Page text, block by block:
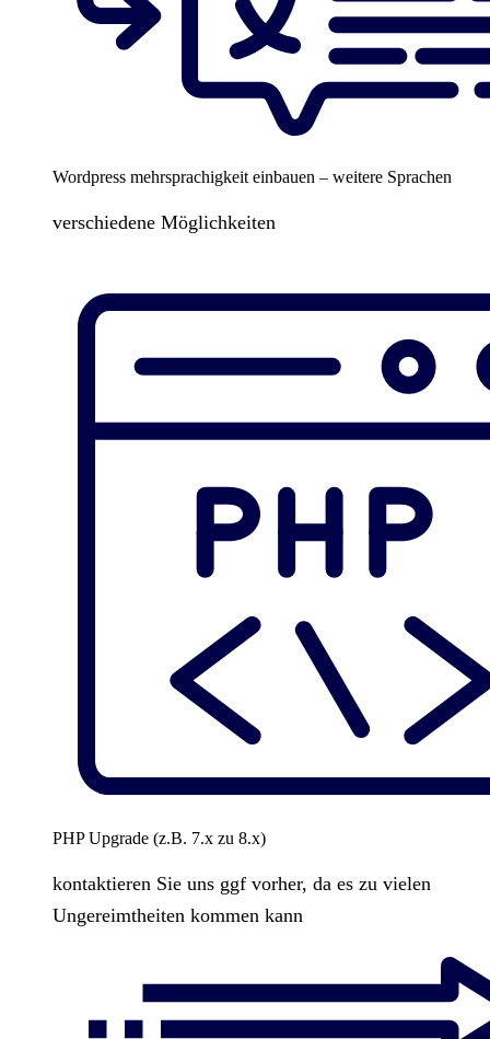
Wordpress mehrsprachigkeit einbauen – weitere Sprachen
verschiedene Möglichkeiten
PHP Upgrade (z.B. 7.x zu 8.x)
kontaktieren Sie uns ggf vorher, da es zu vielen
Ungereimtheiten kommen kann